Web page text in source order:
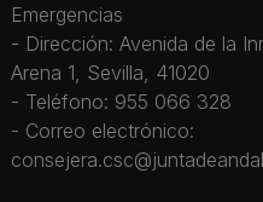
Emergencias
- Dirección: Avenida de la
Arena 1, Sevilla, 41020
- Teléfono: 955 066 328
- Correo electrónico: